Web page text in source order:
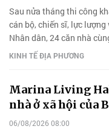
Sau nửa tháng thi công
cán bộ, chiến sĩ, lực
Nhân dân, 24 căn nhà
đảm đủ điều kiện đưa vào
KINH TẾ ĐỊA PHƯƠNG
Marina Living
nhà ở xã hội của
06/08/2026 08:00